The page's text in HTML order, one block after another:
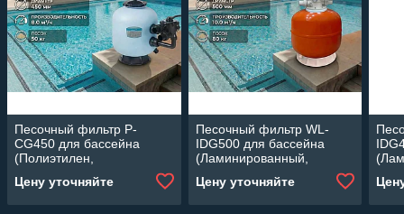
Песочный фильтр P-
CG450 для бассейна
(Полиэтилен,
производительность 8 м3/
ч, диаметр: 450 мм, песок
Цену уточняйте
Песочный фильтр WL-
IDG500 для бассейна
(Ламинированный,
м3/ч, диаметр: 500 мм,
Цену уточняйте
ч,